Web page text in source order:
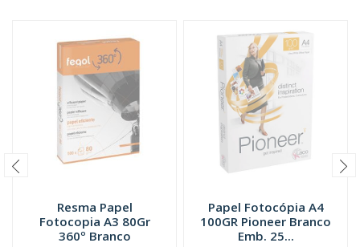
Resma Papel
Fotocopia A3 80Gr
360º Branco
Papel Fotocópia A4
100GR Pioneer Branco
Emb. 25...